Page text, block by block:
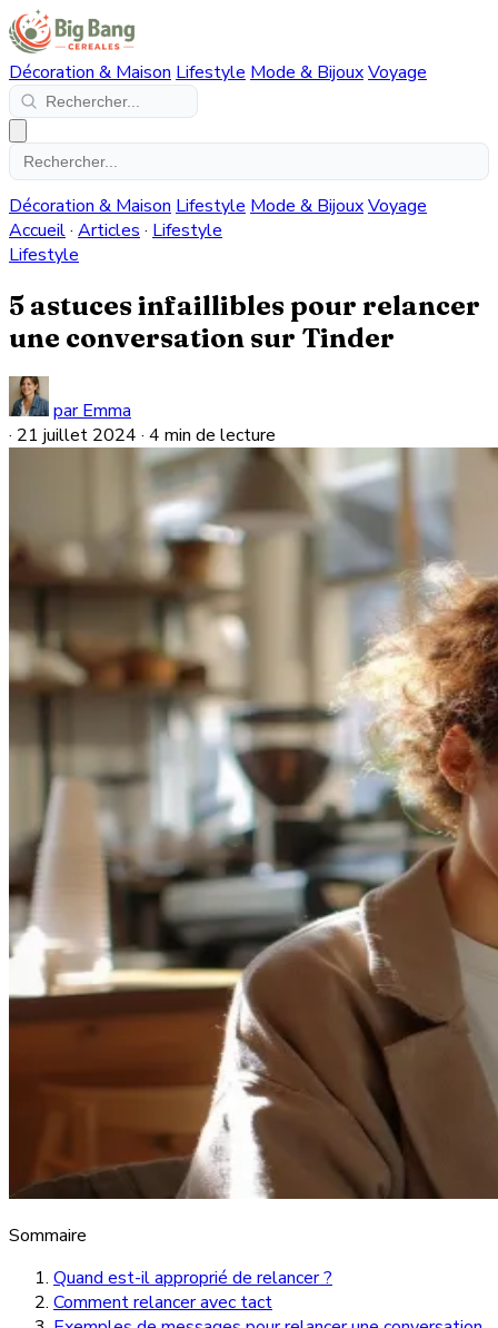
Décoration & Maison Lifestyle Mode & BijouxVoyage
Décoration & Maison Lifestyle Mode & BijouxVoyage
Accueil· Articles · Lifestyle
Lifestyle
5 astuces infaillibles pour relancer
une conversation sur Tinder
par Emma
· 21 juillet 2024 · 4 min de lecture
Sommaire
Quand est-il approprié de relancer ?
Comment relancer avec tact